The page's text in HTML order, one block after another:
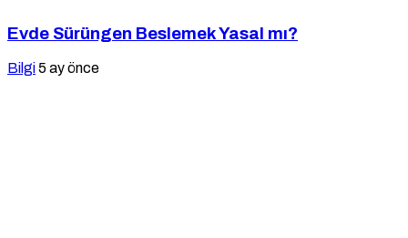
Evde Sürüngen Beslemek Yasal mı?
Bilgi5 ay önce